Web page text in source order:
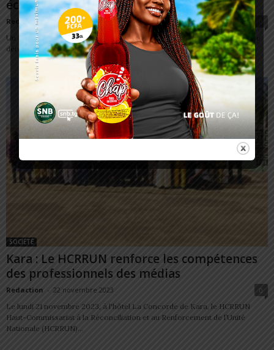
économiques en formation à Lomé
Redaction - 21 décembre 2023
Un atelier national de formation sur les règles d’origine de la CEDEAO se
déroule jusqu’à ce jeudi 21 décembre 2023 à Lomé. C’est une...
SOCIÉTÉ
Kara : Le HCRRUN renforce les compétences
des professionnels des médias
Redaction - 22 novembre 2023
0
Le lundi 21 novembre 2023, à l'hôtel La Concorde de Kara, le HCRRUN
Haut-Commissariat à la Réconciliation et au Renforcement de l’Unité
Nationale (HCRRUN)...